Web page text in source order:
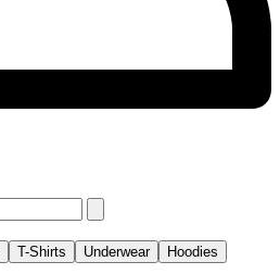
T-Shirts Underwear Hoodies